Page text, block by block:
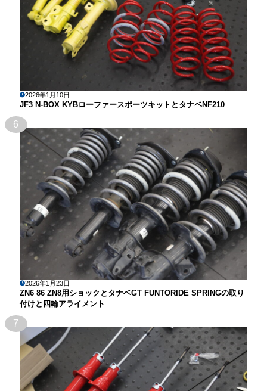
2026年1月10日
JF3 N-BOX KYBローファースポーツキットとタナベNF210
6
2026年1月23日
ZN6 86 ZN8用ショックとタナベGT FUNTORIDE SPRINGの取り
付けと四輪アライメント
7